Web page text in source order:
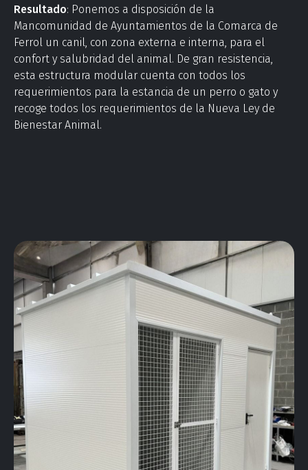
Resultado: Ponemos a disposición de la
Mancomunidad de Ayuntamientos de la Comarca de
Ferrol un canil, con zona externa e interna, para el
confort y salubridad del animal. De gran resistencia,
esta estructura modular cuenta con todos los
requerimientos para la estancia de un perro o gato y
recoge todos los requerimientos de la Nueva Ley de
Bienestar Animal.